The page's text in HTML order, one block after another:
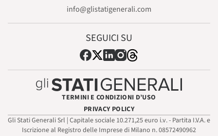
info@glistatigenerali.com
SEGUICI SU
TERMINI E CONDIZIONI D’USO
PRIVACY POLICY
Gli Stati Generali Srl | Capitale sociale 10.271,25 euro i.v. - Partita I.V.A. e
Iscrizione al Registro delle Imprese di Milano n. 08572490962